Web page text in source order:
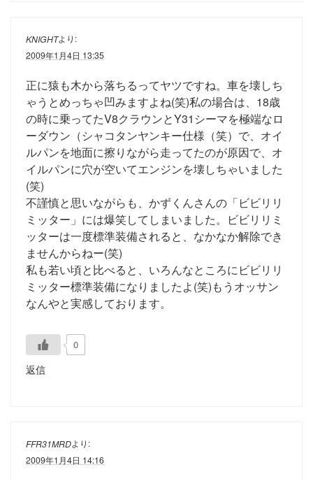
KNIGHTより:
2009年1月4日 13:35
正に猿も木から落ちるってヤツですね。車を壊しち
ゃうとめっちゃ凹みますよね(笑)私の場合は、18歳
の時に乗ってたV8クラウンとY31シーマを極端なロ
ーダウン（シャコタンヤンキー仕様（笑）で、オイ
ルパンを地面に擦りながら走ってたのが原因で、オ
イルパンに穴が空いてエンジンを壊しちゃいました
(笑)
不謹慎と思いながらも、かずくんさんの「ビビリリ
ミッター」には爆笑してしまいました。ビビリリミ
ッターは一度標準装備されると、なかなか解除でき
ませんからねー(笑)
私も若い頃と比べると、いろんなところにビビリリ
ミッター標準装備になりましたよ(笑)もうオッサン
なんやと実感しております。
0
返信
FFR31MRDより:
2009年1月4日 14:16